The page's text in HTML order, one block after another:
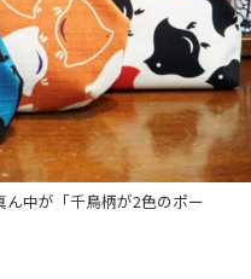
中が「千鳥柄が2色のポー